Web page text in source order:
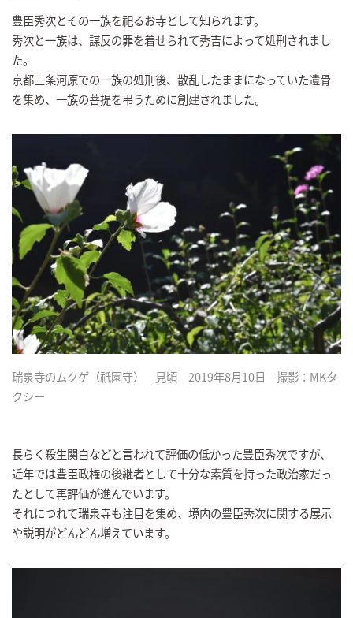
豊臣秀次とその一族を祀るお寺として知られます。
秀次と一族は、謀反の罪を着せられて秀吉によって処刑されまし
た。
京都三条河原での一族の処刑後、散乱したままになっていた遺骨
を集め、一族の菩提を弔うために創建されました。
瑞泉寺のムクゲ（祇園守） 見頃 2019年8月10日 撮影：MKタ
クシー
長らく殺生関白などと言われて評価の低かった豊臣秀次ですが、
近年では豊臣政権の後継者として十分な素質を持った政治家だっ
たとして再評価が進んでいます。
それにつれて瑞泉寺も注目を集め、境内の豊臣秀次に関する展示
や説明がどんどん増えています。